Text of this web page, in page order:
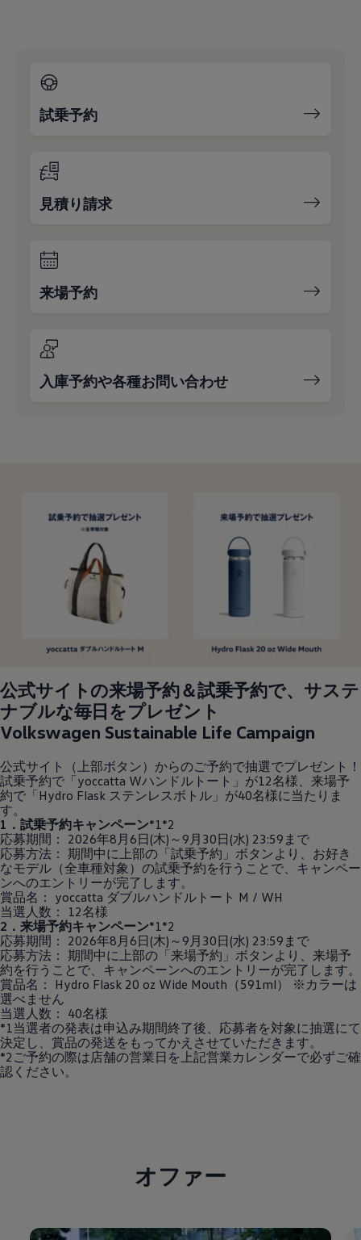
試乗予約
見積り請求
来場予約
入庫予約や各種お問い合わせ
公式サイトの来場予約＆試乗予約で、サステ
ナブルな毎日をプレゼント
Volkswagen Sustainable Life Campaign
公式サイト（上部ボタン）からのご予約で抽選でプレゼント！
試乗予約で「yoccatta Wハンドルトート」が12名様、来場予
約で「Hydro Flask ステンレスボトル」が40名様に当たりま
す。
1．試乗予約キャンペーン*1*2
応募期間： 2026年8月6日(木)～9月30日(水) 23:59まで
応募方法： 期間中に上部の「試乗予約」ボタンより、お好き
なモデル（全車種対象）の試乗予約を行うことで、キャンペー
ンへのエントリーが完了します。
賞品名： yoccatta ダブルハンドルトート M / WH
当選人数： 12名様
2．来場予約キャンペーン*1*2
応募期間： 2026年8月6日(木)～9月30日(水) 23:59まで
応募方法： 期間中に上部の「来場予約」ボタンより、来場予
約を行うことで、キャンペーンへのエントリーが完了します。
賞品名： Hydro Flask 20 oz Wide Mouth（591ml） ※カラーは
選べません
当選人数： 40名様
*1当選者の発表は申込み期間終了後、応募者を対象に抽選にて
決定し、賞品の発送をもってかえさせていただきます。
*2ご予約の際は店舗の営業日を上記営業カレンダーで必ずご確
認ください。
オファー